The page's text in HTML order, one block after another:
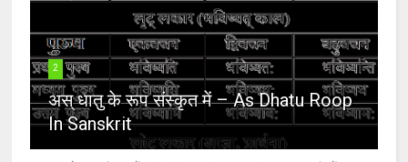
2
अस् धातु के रूप संस्कृत में – As Dhatu Roop
In Sanskrit